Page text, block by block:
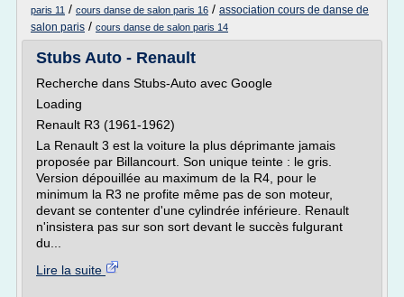
paris 11 / cours danse de salon paris 16 / association cours de danse de
salon paris / cours danse de salon paris 14
Stubs Auto - Renault
Recherche dans Stubs-Auto avec Google
Loading
Renault R3 (1961-1962)
La Renault 3 est la voiture la plus déprimante jamais
proposée par Billancourt. Son unique teinte : le gris.
Version dépouillée au maximum de la R4, pour le
minimum la R3 ne profite même pas de son moteur,
devant se contenter d'une cylindrée inférieure. Renault
n'insistera pas sur son sort devant le succès fulgurant
du...
Lire la suite